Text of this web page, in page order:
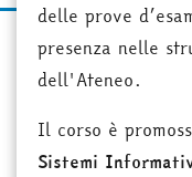
delle prove
presenza nelle
dell'Ateneo.
Il corso è
Sistemi